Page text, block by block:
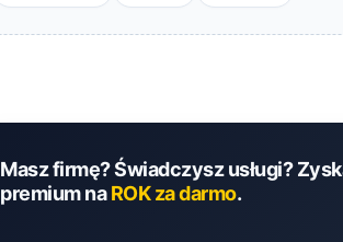
Masz firmę? Świadczysz usługi?
premium naROK za darmo.